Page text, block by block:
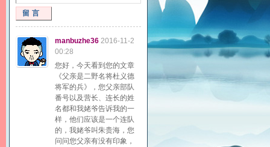
留言
manbuzhe36 2016-11-2
00:28
您好，今天看到您的文章
《父亲是二野名将杜义德
将军的兵》，您父亲部队
番号以及营长、连长的姓
名都和我姥爷告诉我的一
样，他们应该是一个连队
的，我姥爷叫朱贵海，您
问问您父亲有没有印象，